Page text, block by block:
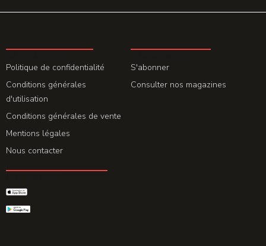
Politique de confidentialité
Conditions générales
d'utilisation
Conditions générales de vente
Mentions légales
Nous contacter
S'abonner
Consulter nos magazines